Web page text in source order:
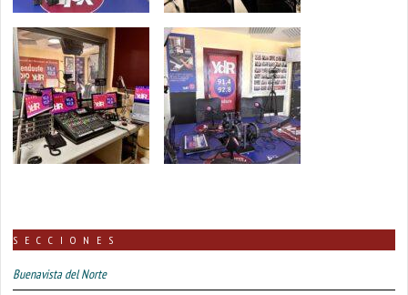
SECCIONES
Buenavista del Norte